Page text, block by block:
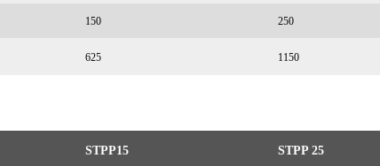
150 250
625 1150
STPP15 STPP 25